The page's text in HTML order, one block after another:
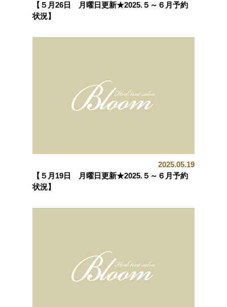
【５月26日 月曜日更新★2025.５～６月予約
状況】
2025.05.19
【５月19日 月曜日更新★2025.５～６月予約
状況】